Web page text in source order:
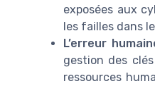
exposées aux
les failles dans
L’erreur
gestion des
ressources